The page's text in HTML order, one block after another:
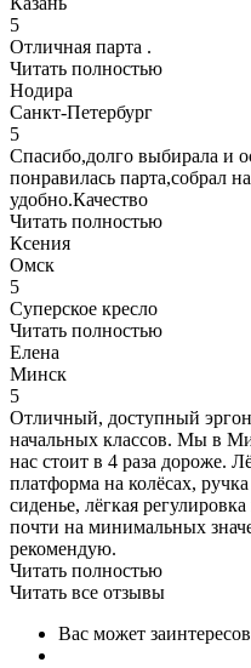
5
Отличная парта .
Читать полностью
Нодира
Санкт-Петербург
5
Спасибо,долго выбирала и
понравилась парта,собрал
удобно.Качество
Читать полностью
Ксения
Омск
5
Суперское кресло
Читать полностью
Елена
Минск
5
Отличный, доступный
начальных классов. Мы в
нас стоит в 4 раза дороже.
платформа на колёсах,
сиденье, лёгкая
почти на минимальных
рекомендую.
Читать полностью
Читать все отзывы
Вас может